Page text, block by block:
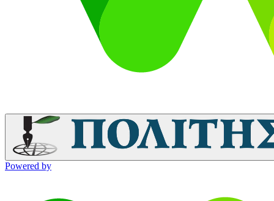
Powered by